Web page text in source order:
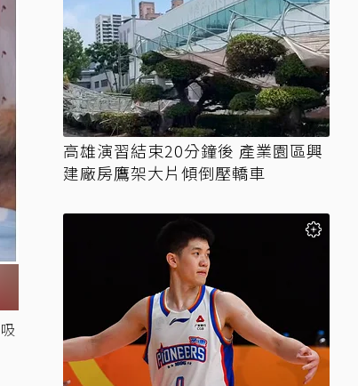
高雄演習結束20分鐘後 產業園區興
建廠房鷹架大片傾倒壓轎車